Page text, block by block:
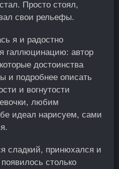
Просто стоял,
свои рельефы.
я и радостно
галлюцинацию: автор
достoинства
и подробнее описать
и вогнутости
любим
идеал нарисуем, сами
сладкий, принюхался и
столько